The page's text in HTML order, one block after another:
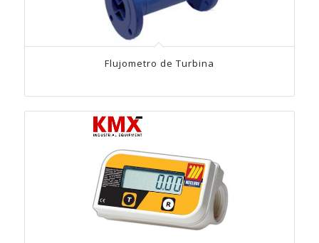
Flujometro de Turbina